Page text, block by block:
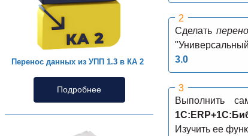
Перенос данных из УПП 1.3 в КА 2
Подробнее
Сделать
3.0
Выполнить
Изучить ее